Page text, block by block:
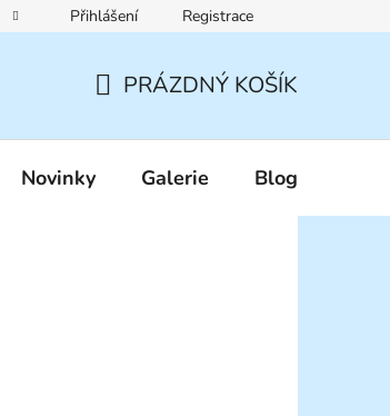
Pravidla zákaznických slev
Přihlášení Registrace
KOŠÍK
PRÁZDNÝ KOŠÍK
Novinky Galerie Blog